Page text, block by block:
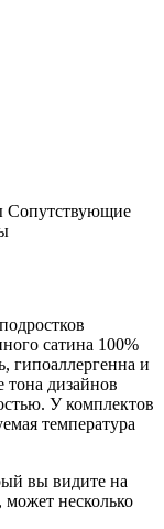
Сопутствующие
сатина 100%
гипоаллергенна и
тона дизайнов
У комплектов
температура
вы видите на
несколько